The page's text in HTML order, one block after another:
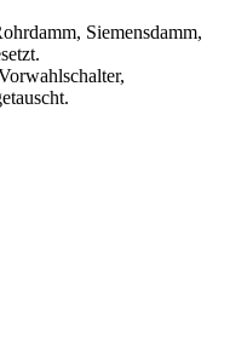
Siemensdamm,